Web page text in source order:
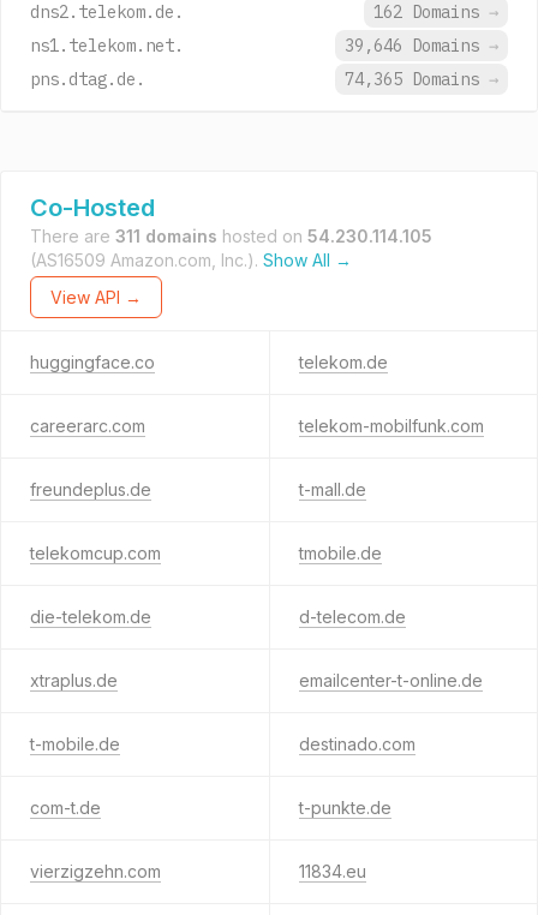
dns2.telekom.de.
162 Domains →
ns1.telekom.net.
39,646 Domains →
pns.dtag.de.
74,365 Domains →
Co-Hosted
There are 311 domains hosted on 54.230.114.105
(AS16509 Amazon.com, Inc.). Show All →
View API →
huggingface.co telekom.de
careerarc.com telekom-mobilfunk.com
freundeplus.de t-mall.de
telekomcup.com tmobile.de
die-telekom.de d-telecom.de
xtraplus.de emailcenter-t-online.de
t-mobile.de destinado.com
com-t.de t-punkte.de
vierzigzehn.com 11834.eu